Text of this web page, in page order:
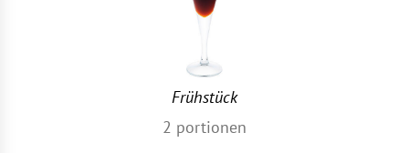
Frühstück
2 portionen